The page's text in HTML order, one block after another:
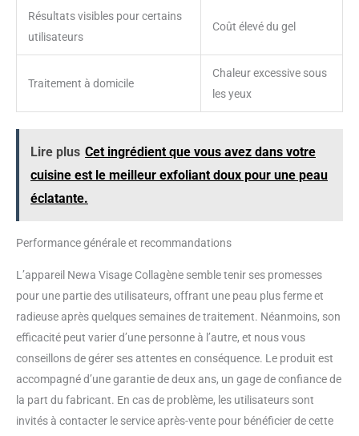
Résultats visibles pour certains
utilisateurs
Coût élevé du gel
Traitement à domicile
Chaleur excessive sous
les yeux
Lire plus Cet ingrédient que vous avez dans votre
cuisine est le meilleur exfoliant doux pour une peau
éclatante.
Performance générale et recommandations
L’appareil Newa Visage Collagène semble tenir ses promesses
pour une partie des utilisateurs, offrant une peau plus ferme et
radieuse après quelques semaines de traitement. Néanmoins, son
efficacité peut varier d’une personne à l’autre, et nous vous
conseillons de gérer ses attentes en conséquence. Le produit est
accompagné d’une garantie de deux ans, un gage de confiance de
la part du fabricant. En cas de problème, les utilisateurs sont
invités à contacter le service après-vente pour bénéficier de cette